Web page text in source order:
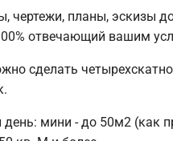
планы, эскизы
отвечающий вашим
сделать
мини - до 50м2 (как